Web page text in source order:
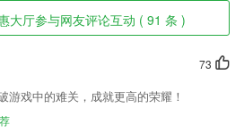
件特色
知识与互动小游戏完全结合，保持学习热
件，用户就可以对文件进行整理；
大厅参与网友评论互动 ( 91 条 )
73
游戏中的难关，成就更高的荣耀！